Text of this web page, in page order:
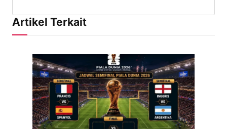
Artikel Terkait